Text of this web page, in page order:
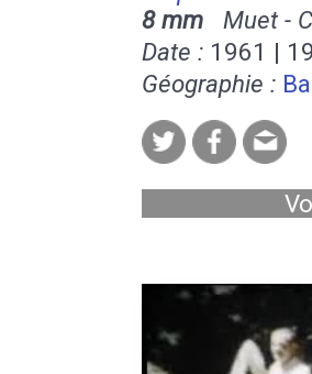
8 mm Muet -
Date : 1961 |
Géographie :